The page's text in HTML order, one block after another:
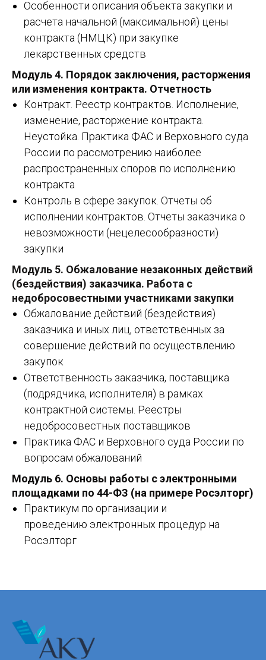
Особенности описания объекта закупки и
расчета начальной (максимальной) цены
контракта (НМЦК) при закупке
лекарственных средств
Модуль 4. Порядок заключения, расторжения
или изменения контракта. Отчетность
Контракт. Реестр контрактов. Исполнение,
изменение, расторжение контракта.
Неустойка. Практика ФАС и Верховного суда
России по рассмотрению наиболее
распространенных споров по исполнению
контракта
Контроль в сфере закупок. Отчеты об
исполнении контрактов. Отчеты заказчика о
невозможности (нецелесообразности)
закупки
Модуль 5. Обжалование незаконных действий
(бездействия) заказчика. Работа с
недобросовестными участниками закупки
Обжалование действий (бездействия)
заказчика и иных лиц, ответственных за
совершение действий по осуществлению
закупок
Ответственность заказчика, поставщика
(подрядчика, исполнителя) в рамках
контрактной системы. Реестры
недобросовестных поставщиков
Практика ФАС и Верховного суда России по
вопросам обжалований
Модуль 6. Основы работы с электронными
площадками по 44-ФЗ (на примере Росэлторг)
Практикум по организации и
проведению электронных процедур на
Росэлторг